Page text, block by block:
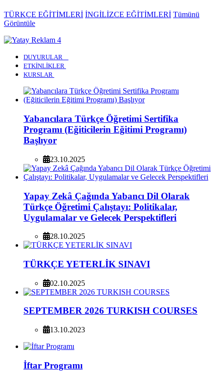
TÜRKÇE EĞİTİMLERİ İNGİLİZCE EĞİTİMLERİ Tümünü
Görüntüle
DUYURULAR
ETKİNLİKLER
KURSLAR
Yabancılara Türkçe Öğretimi Sertifika
Programı (Eğiticilerin Eğitimi Programı)
Başlıyor
23.10.2025
Yapay Zekâ Çağında Yabancı Dil Olarak
Türkçe Öğretimi Çalıştayı: Politikalar,
Uygulamalar ve Gelecek Perspektifleri
28.10.2025
TÜRKÇE YETERLİK SINAVI
02.10.2025
SEPTEMBER 2026 TURKISH COURSES
13.10.2023
İftar Programı